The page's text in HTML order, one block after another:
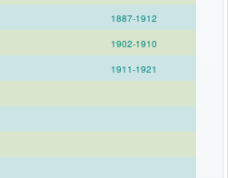
1887-1912
1902-1910
1911-1921